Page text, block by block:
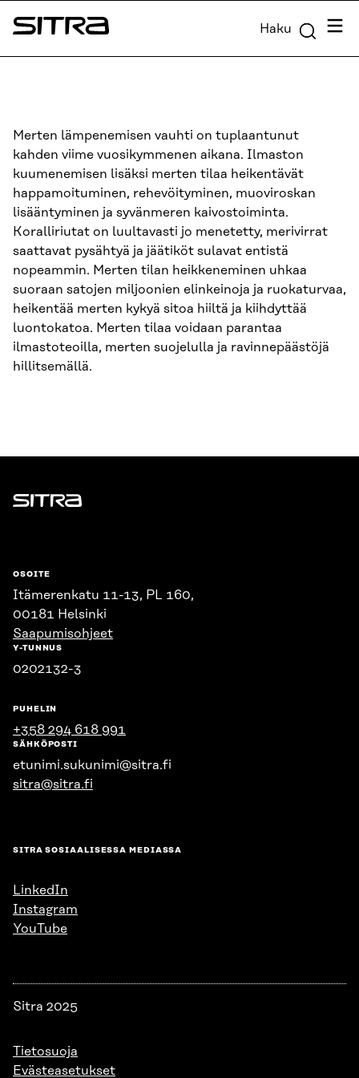
Siirry
suoraan
Sitra Haku
Merten lämpenemisen vauhti on tuplaantunut
kahden viime vuosikymmenen aikana. Ilmaston
kuumenemisen lisäksi merten tilaa heikentävät
happamoituminen, rehevöityminen, muoviroskan
lisääntyminen ja syvänmeren kaivostoiminta.
Koralliriutat on luultavasti jo menetetty, merivirrat
saattavat pysähtyä ja jäätiköt sulavat entistä
nopeammin. Merten tilan heikkeneminen uhkaa
suoraan satojen miljoonien elinkeinoja ja ruokaturvaa,
heikentää merten kykyä sitoa hiiltä ja kiihdyttää
luontokatoa. Merten tilaa voidaan parantaa
ilmastoteoilla, merten suojelulla ja ravinnepäästöjä
hillitsemällä.
Sitra
OSOITE
Itämerenkatu 11-13, PL 160,
00181 Helsinki
Saapumisohjeet
Y-TUNNUS
0202132-3
PUHELIN
+358 294 618 991
SÄHKÖPOSTI
etunimi.sukunimi@sitra.fi
sitra@sitra.fi
SITRA SOSIAALISESSA MEDIASSA
LinkedIn
Instagram
YouTube
Sitra 2025
Tietosuoja
Evästeasetukset